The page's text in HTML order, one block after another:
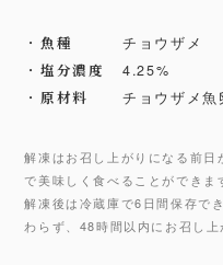
魚種
チョウザメ
塩分濃度
4.25%
原材料
チョウザメ⿂
解凍はお召し上がりになる前
で美味しく食べることができま
解凍後は冷蔵庫で6日間保存で
わらず、48時間以内にお召し上